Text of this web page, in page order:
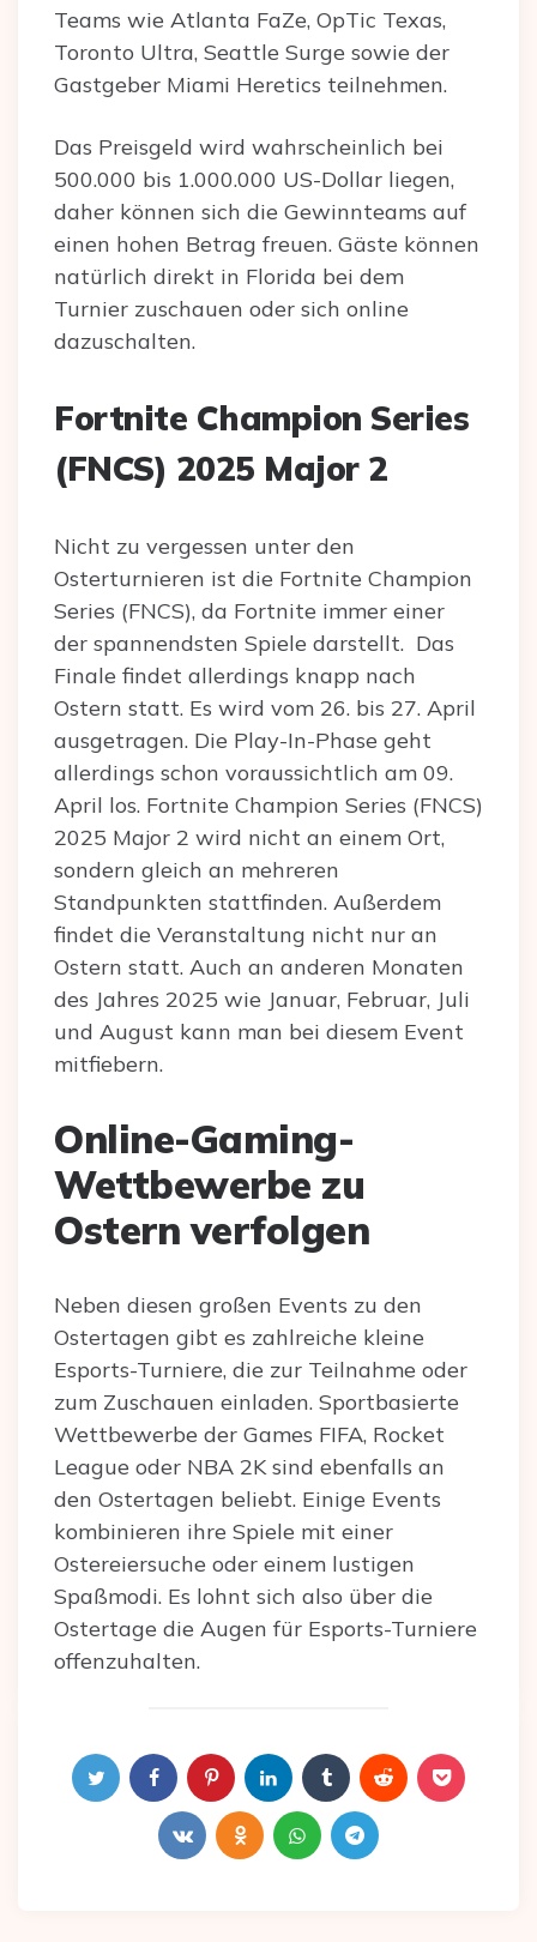
Teams wie Atlanta FaZe, OpTic Texas,
Toronto Ultra, Seattle Surge sowie der
Gastgeber Miami Heretics teilnehmen.
Das Preisgeld wird wahrscheinlich bei
500.000 bis 1.000.000 US-Dollar liegen,
daher können sich die Gewinnteams auf
einen hohen Betrag freuen. Gäste können
natürlich direkt in Florida bei dem
Turnier zuschauen oder sich online
dazuschalten.
Fortnite Champion Series
(FNCS) 2025 Major 2
Nicht zu vergessen unter den
Osterturnieren ist die Fortnite Champion
Series (FNCS), da Fortnite immer einer
der spannendsten Spiele darstellt. Das
Finale findet allerdings knapp nach
Ostern statt. Es wird vom 26. bis 27. April
ausgetragen. Die Play-In-Phase geht
allerdings schon voraussichtlich am 09.
April los. Fortnite Champion Series (FNCS)
2025 Major 2 wird nicht an einem Ort,
sondern gleich an mehreren
Standpunkten stattfinden. Außerdem
findet die Veranstaltung nicht nur an
Ostern statt. Auch an anderen Monaten
des Jahres 2025 wie Januar, Februar, Juli
und August kann man bei diesem Event
mitfiebern.
Online-Gaming-
Wettbewerbe zu
Ostern verfolgen
Neben diesen großen Events zu den
Ostertagen gibt es zahlreiche kleine
Esports-Turniere, die zur Teilnahme oder
zum Zuschauen einladen. Sportbasierte
Wettbewerbe der Games FIFA, Rocket
League oder NBA 2K sind ebenfalls an
den Ostertagen beliebt. Einige Events
kombinieren ihre Spiele mit einer
Ostereiersuche oder einem lustigen
Spaßmodi. Es lohnt sich also über die
Ostertage die Augen für Esports-Turniere
offenzuhalten.